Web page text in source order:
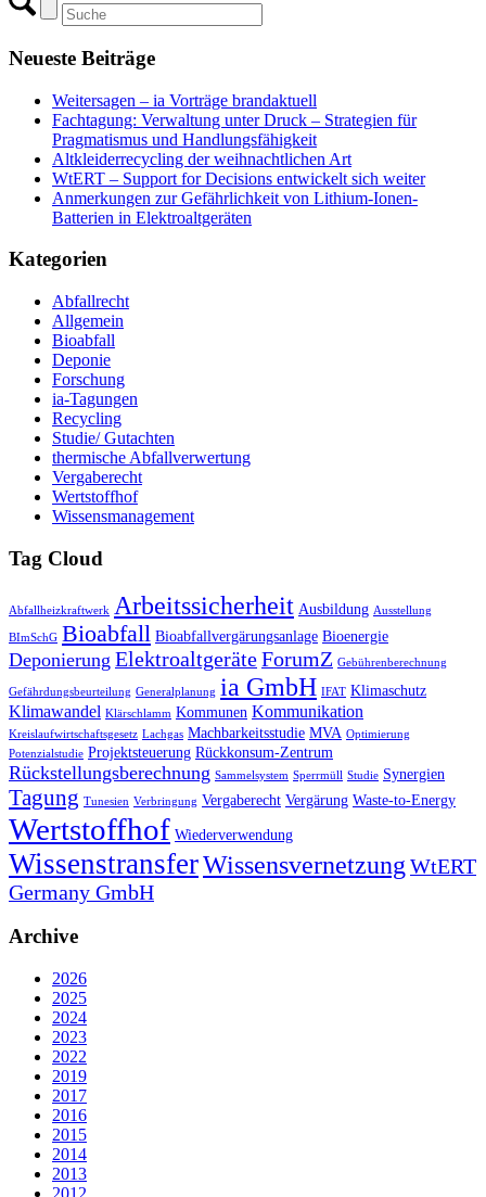
Neueste Beiträge
Weitersagen – ia Vorträge brandaktuell
Fachtagung: Verwaltung unter Druck – Strategien für
Pragmatismus und Handlungsfähigkeit
Altkleiderrecycling der weihnachtlichen Art
WtERT – Support for Decisions entwickelt sich weiter
Anmerkungen zur Gefährlichkeit von Lithium-Ionen-
Batterien in Elektroaltgeräten
Kategorien
Abfallrecht
Allgemein
Bioabfall
Deponie
Forschung
ia-Tagungen
Recycling
Studie/ Gutachten
thermische Abfallverwertung
Vergaberecht
Wertstoffhof
Wissensmanagement
Tag Cloud
Abfallheizkraftwerk Arbeitssicherheit Ausbildung Ausstellung
BImSchG Bioabfall Bioabfallvergärungsanlage Bioenergie
Deponierung ElektroaltgeräteForumZ Gebührenberechnung
Gefährdungsbeurteilung Generalplanung ia GmbH IFAT Klimaschutz
Klimawandel Klärschlamm Kommunen Kommunikation
Kreislaufwirtschaftsgesetz Lachgas Machbarkeitsstudie MVA Optimierung
Potenzialstudie Projektsteuerung Rückkonsum-Zentrum
Rückstellungsberechnung Sammelsystem Sperrmüll Studie Synergien
Tagung Tunesien Verbringung Vergaberecht Vergärung Waste-to-Energy
Wertstoffhof Wiederverwendung
WissenstransferWissensvernetzung WtERT
Germany GmbH
Archive
2026
2025
2024
2023
2022
2019
2017
2016
2015
2014
2013
2012